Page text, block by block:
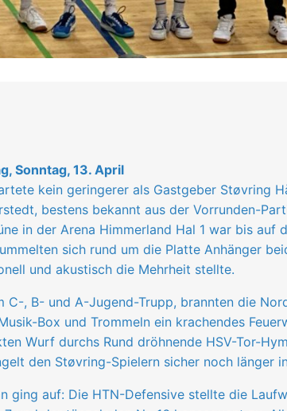
Sonntag, 13. April
kein geringerer als Gastgeber Støvring
bestens bekannt aus der Vorrunden-
in der Arena Himmerland Hal 1 war bis auf
sich rund um die Platte Anhänger
und akustisch die Mehrheit stellte.
C-, B- und A-Jugend-Trupp, brannten die
Box und Trommeln ein krachendes
Wurf durchs Rund dröhnende HSV-Tor-
den Støvring-Spielern sicher noch länger
ging auf: Die HTN-Defensive stellte die